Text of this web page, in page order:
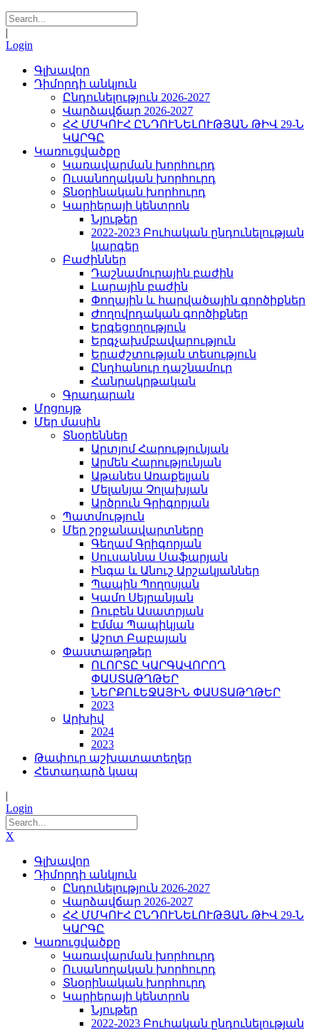
|
Login
Գլխավոր
Դիմորդի անկյուն
Ընդունելություն 2026-2027
Վարձավճար 2026-2027
ՀՀ ՄՄԿՈՒՀ ԸՆԴՈՒՆԵԼՈՒԹՅԱՆ ԹԻՎ 29-Ն
ԿԱՐԳԸ
Կառուցվածքը
Կառավարման խորհուրդ
Ուսանողական խորհուրդ
Տնօրինական խորհուրդ
Կարիերայի կենտրոն
Նյութեր
2022-2023 Բուհական ընդունելության
կարգեր
Բաժիններ
Դաշնամուրային բաժին
Լարային բաժին
Փողային և հարվածային գործիքներ
Ժողովրդական գործիքներ
Երգեցողություն
Երգչախմբավարություն
Երաժշտության տեսություն
Ընդհանուր դաշնամուր
Հանրակրթական
Գրադարան
Մրցույթ
Մեր մասին
Տնօրեններ
Արտյոմ Հարությունյան
Արմեն Հարությունյան
Աթանես Առաքելյան
Մելանյա Չոլախյան
Արծրուն Գրիգորյան
Պատմություն
Մեր շրջանավարտները
Գեղամ Գրիգորյան
Սուսաննա Սաֆարյան
Ինգա և Անուշ Արշակյաններ
Պապին Պողոսյան
Կամո Սեյրանյան
Ռուբեն Ասատրյան
Էմմա Պապիկյան
Աշոտ Բաբայան
Փաստաթղթեր
ՈԼՈՐՏԸ ԿԱՐԳԱՎՈՐՈՂ
ՓԱՍՏԱԹՂԹԵՐ
ՆԵՐՔՈԼԵՋԱՅԻՆ ՓԱՍՏԱԹՂԹԵՐ
2023
Արխիվ
2024
2023
Թափուր աշխատատեղեր
Հետադարձ կապ
|
Login
X
Գլխավոր
Դիմորդի անկյուն
Ընդունելություն 2026-2027
Վարձավճար 2026-2027
ՀՀ ՄՄԿՈՒՀ ԸՆԴՈՒՆԵԼՈՒԹՅԱՆ ԹԻՎ 29-Ն
ԿԱՐԳԸ
Կառուցվածքը
Կառավարման խորհուրդ
Ուսանողական խորհուրդ
Տնօրինական խորհուրդ
Կարիերայի կենտրոն
Նյութեր
2022-2023 Բուհական ընդունելության